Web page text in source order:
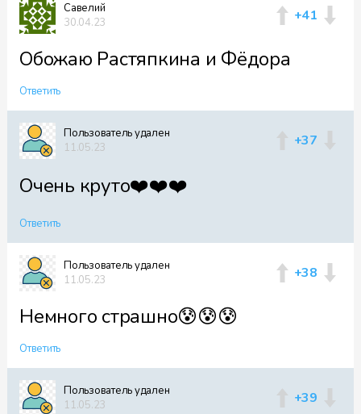
Cавелий
30.04.23
+41
Обожаю Растяпкина и Фёдора
Ответить
Пользователь удален
11.05.23
+37
Очень круто❤️❤️❤️
Ответить
Пользователь удален
11.05.23
+38
Немного страшно😰😰😰
Ответить
Пользователь удален
11.05.23
+39